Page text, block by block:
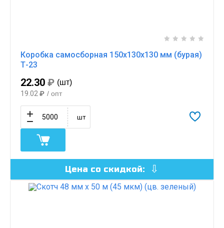
Коробка самосборная 150х130х130 мм (бурая)
Т-23
22.30 ₽ (шт)
19.02 ₽ / опт
шт
Цена со скидкой: